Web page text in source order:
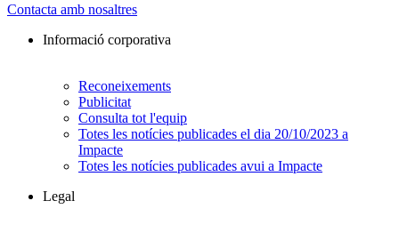
Contacta amb nosaltres
Informació corporativa
Reconeixements
Publicitat
Consulta tot l'equip
Totes les notícies publicades el dia 20/10/2023 a
Impacte
Totes les notícies publicades avui a Impacte
Legal